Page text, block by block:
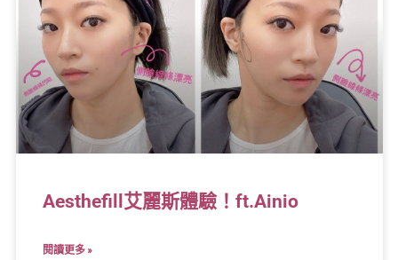
Aesthefill艾麗斯體驗！ft.Ainio
閱讀更多 »